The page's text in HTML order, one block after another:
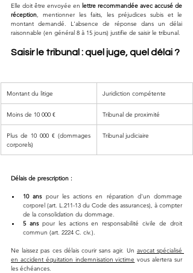
Elle doit être envoyée en lettre recommandée avec accusé de
réception, mentionner les faits, les préjudices subis et le
montant demandé. L'absence de réponse dans un délai
raisonnable (en général 8 à 15 jours) justifie de saisir le tribunal.
Saisir le tribunal : quel juge, quel délai ?
Montant du litige Juridiction compétente
Moins de 10 000 € Tribunal de proximité
Plus de 10 000 € (dommages
corporels)
Tribunal judiciaire
Délais de prescription :
10 ans pour les actions en réparation d'un dommage
corporel (art. L.211-13 du Code des assurances), à compter
de la consolidation du dommage.
5 ans pour les actions en responsabilité civile de droit
commun (art. 2224 C. civ.).
Ne laissez pas ces délais courir sans agir. Un avocat spécialisé
en accident équitation indemnisation victime vous alertera sur
les échéances.